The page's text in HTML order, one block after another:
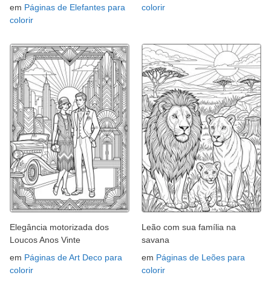
em Páginas de Elefantes para
colorir
colorir
Elegância motorizada dos
Loucos Anos Vinte
em Páginas de Art Deco para
colorir
Leão com sua família na
savana
em Páginas de Leões para
colorir